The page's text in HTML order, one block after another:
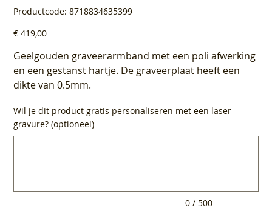
Productcode: Productcode
8718834635399
8718834635399
Prijs
€ 419,00
Geelgouden graveerarmband met een poli afwerking
en een gestanst hartje. De graveerplaat heeft een
dikte van 0.5mm.
Wil je dit product gratis personaliseren met een laser-
gravure? (optioneel)
0 / 500